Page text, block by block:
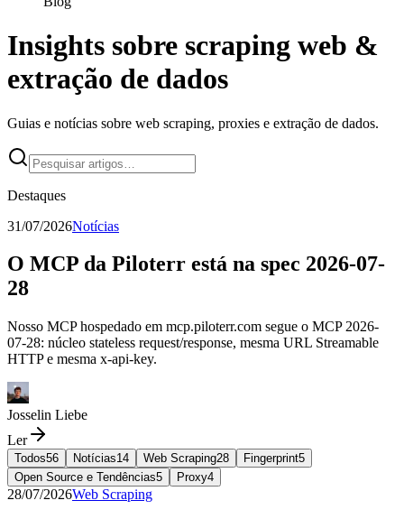
Insights sobre scraping web &
extração de dados
Guias e notícias sobre web scraping, proxies e extração de dados.
Destaques
31/07/2026Notícias
O MCP da Piloterr está na spec 2026-07-
28
Nosso MCP hospedado em mcp.piloterr.com segue o MCP 2026-
07-28: núcleo stateless request/response, mesma URL Streamable
HTTP e mesma x-api-key.
Josselin Liebe
Ler
Todos56 Notícias14 Web Scraping28 Fingerprint5
Open Source e Tendências5 Proxy4
28/07/2026Web Scraping